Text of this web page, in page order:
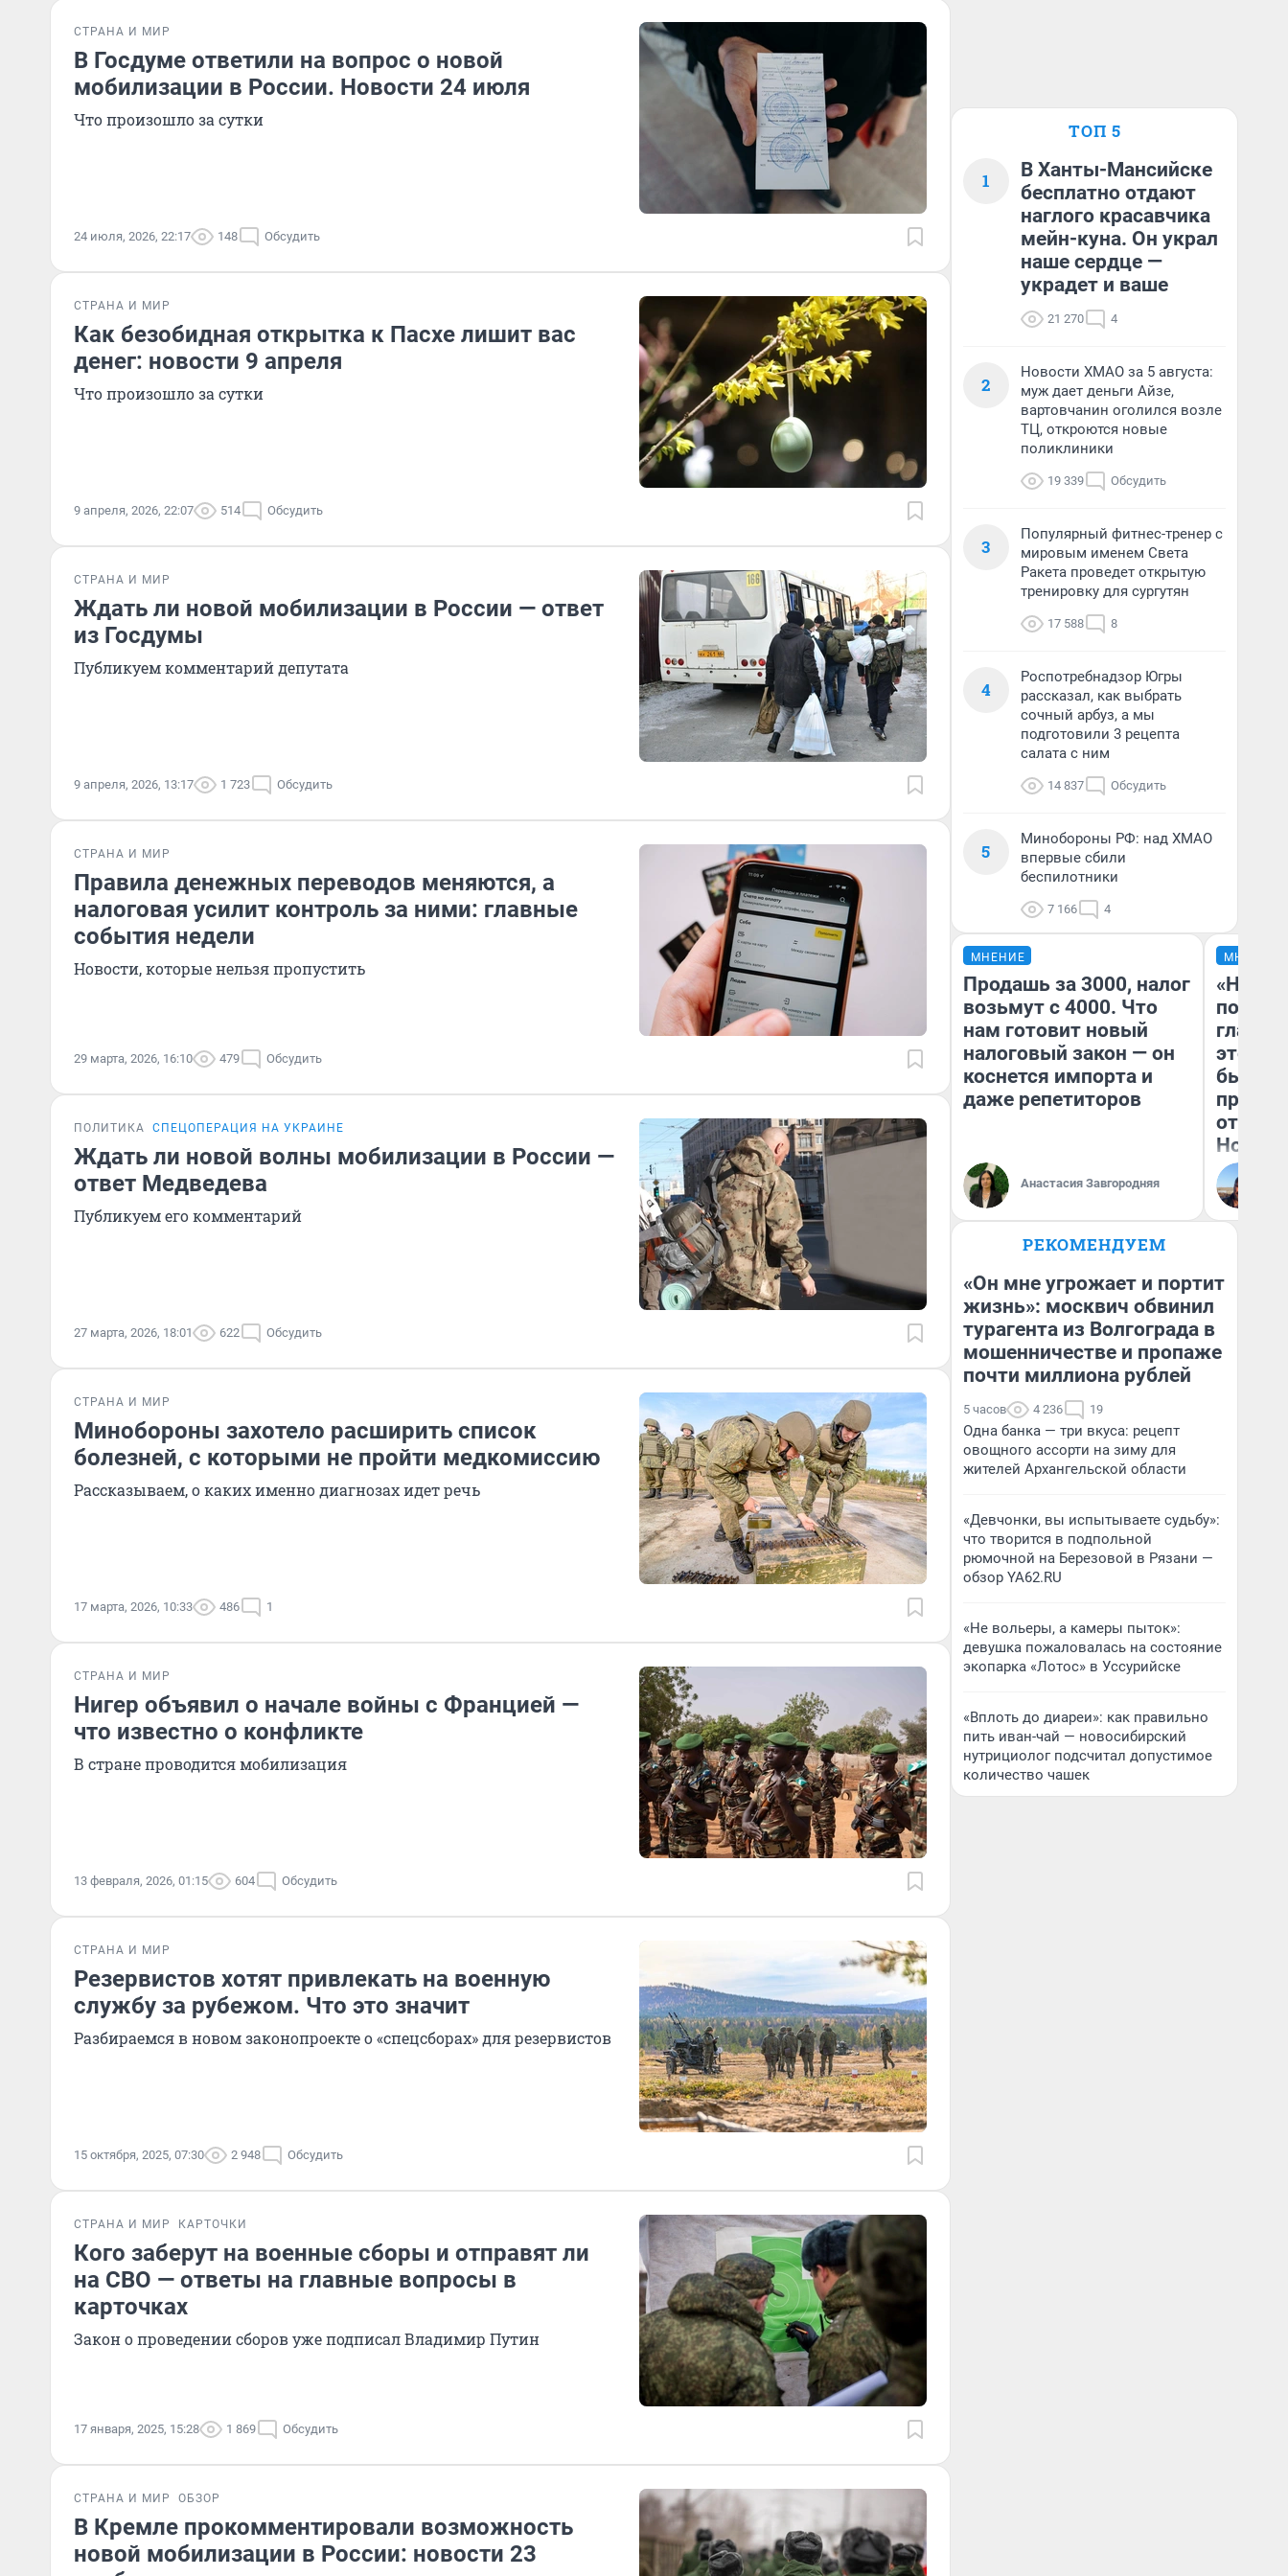
СТРАНА И МИР
В Госдуме ответили на вопрос о новой
мобилизации в России. Новости 24 июля
Что произошло за сутки
24 июля, 2026, 22:17 148 Обсудить
СТРАНА И МИР
Как безобидная открытка к Пасхе лишит вас
денег: новости 9 апреля
Что произошло за сутки
9 апреля, 2026, 22:07 514 Обсудить
СТРАНА И МИР
Ждать ли новой мобилизации в России — ответ
из Госдумы
Публикуем комментарий депутата
9 апреля, 2026, 13:17 1 723 Обсудить
СТРАНА И МИР
Правила денежных переводов меняются, а
налоговая усилит контроль за ними: главные
события недели
Новости, которые нельзя пропустить
29 марта, 2026, 16:10 479 Обсудить
ПОЛИТИКА СПЕЦОПЕРАЦИЯ НА УКРАИНЕ
Ждать ли новой волны мобилизации в России —
ответ Медведева
Публикуем его комментарий
27 марта, 2026, 18:01 622 Обсудить
СТРАНА И МИР
Минобороны захотело расширить список
болезней, с которыми не пройти медкомиссию
Рассказываем, о каких именно диагнозах идет речь
17 марта, 2026, 10:33 486 1
СТРАНА И МИР
Нигер объявил о начале войны с Францией —
что известно о конфликте
В стране проводится мобилизация
13 февраля, 2026, 01:15 604 Обсудить
СТРАНА И МИР
Резервистов хотят привлекать на военную
службу за рубежом. Что это значит
Разбираемся в новом законопроекте о «спецсборах» для резервистов
15 октября, 2025, 07:30 2 948 Обсудить
СТРАНА И МИР КАРТОЧКИ
Кого заберут на военные сборы и отправят ли
на СВО — ответы на главные вопросы в
карточках
Закон о проведении сборов уже подписал Владимир Путин
17 января, 2025, 15:28 1 869 Обсудить
СТРАНА И МИР ОБЗОР
В Кремле прокомментировали возможность
новой мобилизации в России: новости 23
ТОП 5
1
В Ханты-Мансийске
бесплатно отдают
наглого красавчика
мейн-куна. Он украл
наше сердце —
украдет и ваше
21 270 4
2
Новости ХМАО за 5 августа:
муж дает деньги Айзе,
вартовчанин оголился возле
ТЦ, откроются новые
поликлиники
19 339 Обсудить
3
Популярный фитнес-тренер с
мировым именем Света
Ракета проведет открытую
тренировку для сургутян
17 588 8
4
Роспотребнадзор Югры
рассказал, как выбрать
сочный арбуз, а мы
подготовили 3 рецепта
салата с ним
14 837 Обсудить
5
Минобороны РФ: над ХМАО
впервые сбили
беспилотники
7 166 4
МНЕНИЕ
Продашь за 3000, налог
возьмут с 4000. Что
нам готовит новый
налоговый закон — он
коснется импорта и
даже репетиторов
Анастасия Завгородняя
МНЕНИЕ
этого
бьет
отзыв
Нолана
РЕКОМЕНДУЕМ
«Он мне угрожает и портит
жизнь»: москвич обвинил
турагента из Волгограда в
мошенничестве и пропаже
почти миллиона рублей
5 часов 4 236 19
Одна банка — три вкуса: рецепт
овощного ассорти на зиму для
жителей Архангельской области
«Девчонки, вы испытываете судьбу»:
что творится в подпольной
рюмочной на Березовой в Рязани —
обзор YA62.RU
«Не вольеры, а камеры пыток»:
девушка пожаловалась на состояние
экопарка «Лотос» в Уссурийске
«Вплоть до диареи»: как правильно
пить иван-чай — новосибирский
нутрициолог подсчитал допустимое
количество чашек